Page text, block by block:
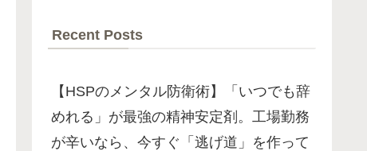
Recent Posts
【HSPのメンタル防衛術】「いつでも辞
めれる」が最強の精神安定剤。工場勤務
が辛いなら、今すぐ「逃げ道」を作って